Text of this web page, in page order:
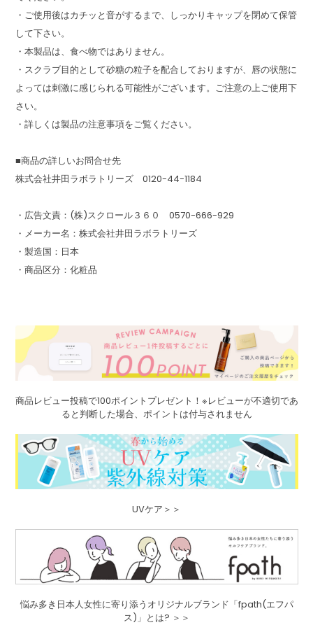
・ご使用後はカチッと音がするまで、しっかりキャップを閉めて保管
して下さい。
・本製品は、食べ物ではありません。
・スクラブ目的として砂糖の粒子を配合しておりますが、唇の状態に
よっては刺激に感じられる可能性がございます。ご注意の上ご使用下
さい。
・詳しくは製品の注意事項をご覧ください。
■商品の詳しいお問合せ先
株式会社井田ラボラトリーズ 0120-44-1184
・広告文責：(株)スクロール３６０ 0570-666-929
・メーカー名：株式会社井田ラボラトリーズ
・製造国：日本
・商品区分：化粧品
商品レビュー投稿で100ポイントプレゼント！※レビューが不適切であ
ると判断した場合、ポイントは付与されません
UVケア＞＞
悩み多き日本人女性に寄り添うオリジナルブランド「fpath(エフパ
ス)」とは? ＞＞